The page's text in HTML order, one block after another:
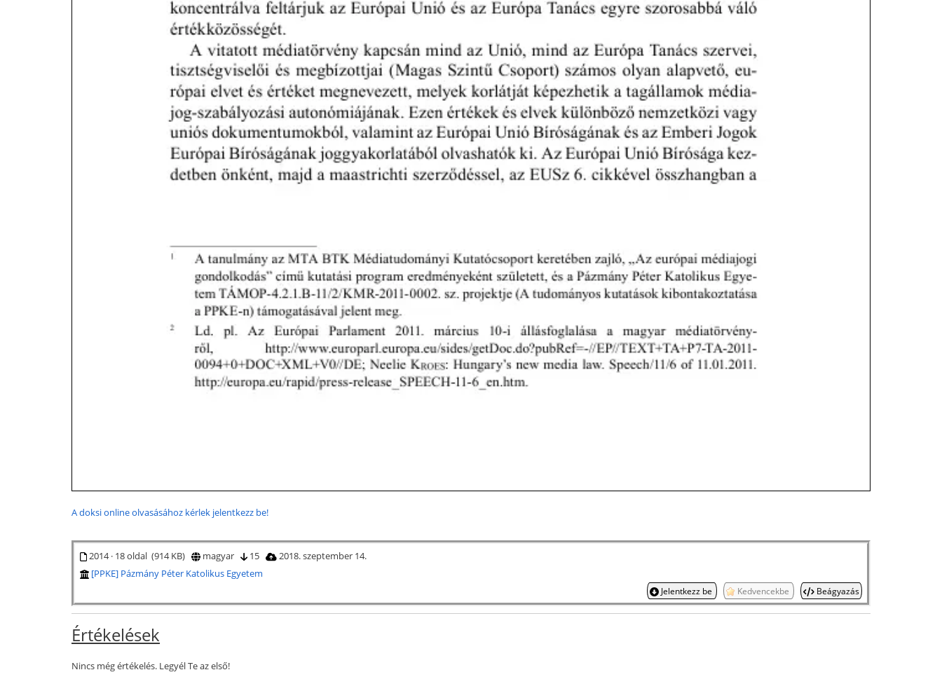
A doksi online olvasásához kérlek jelentkezz be!
2014 · 18 oldal (914 KB) magyar 15
2018. szeptember 14.
[PPKE] Pázmány Péter Katolikus Egyetem
Jelentkezz be Kedvencekbe Beágyazás
Értékelések
Nincs még értékelés. Legyél Te az első!